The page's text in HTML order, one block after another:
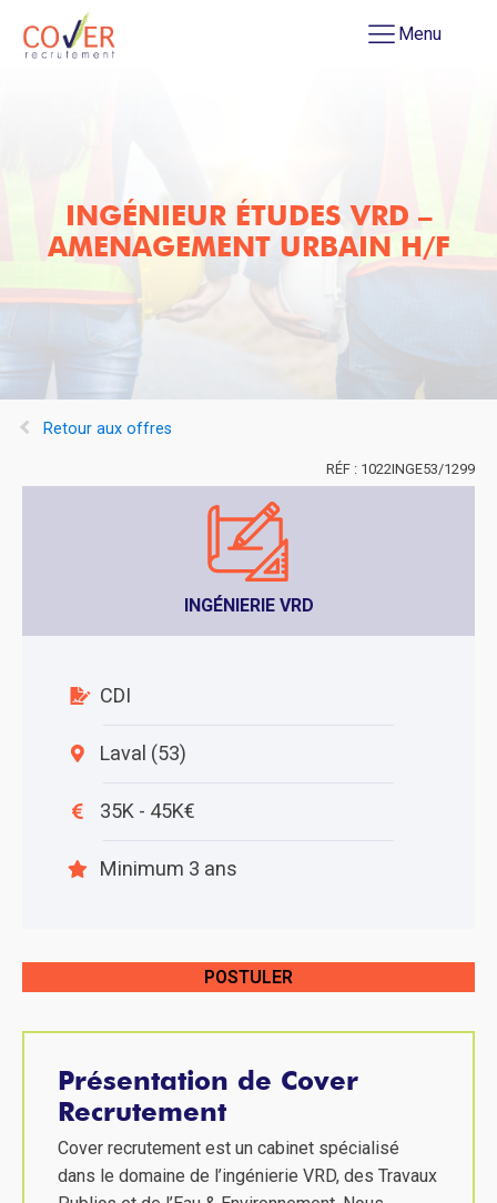
Menu
INGÉNIEUR ÉTUDES VRD –
AMENAGEMENT URBAIN H/F
Retour aux offres
1022INGE53/1299
Présentation de Cover
Recrutement
Cover recrutement est un cabinet spécialisé
dans le domaine de l’ingénierie VRD, des Travaux
INGÉNIERIE VRD
CDI
Laval (53)
35K - 45K€
Minimum 3 ans
POSTULER